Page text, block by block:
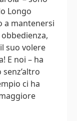
Longo
a mantenersi
suo volere
E noi – ha
ci ha